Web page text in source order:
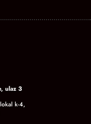
ulaz 3
k-4,